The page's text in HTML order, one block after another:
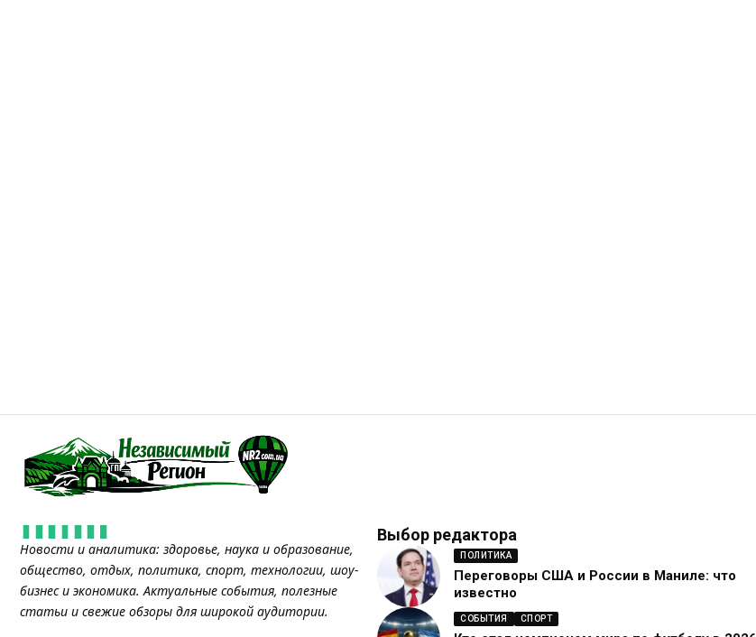
Новости и аналитика: здоровье, наука и образование,
общество, отдых, политика, спорт, технологии, шоу-
бизнес и экономика. Актуальные события, полезные
статьи и свежие обзоры для широкой аудитории.
Выбор редактора
ПОЛИТИКА
Переговоры США и России в Маниле: что
известно
СОБЫТИЯ СПОРТ